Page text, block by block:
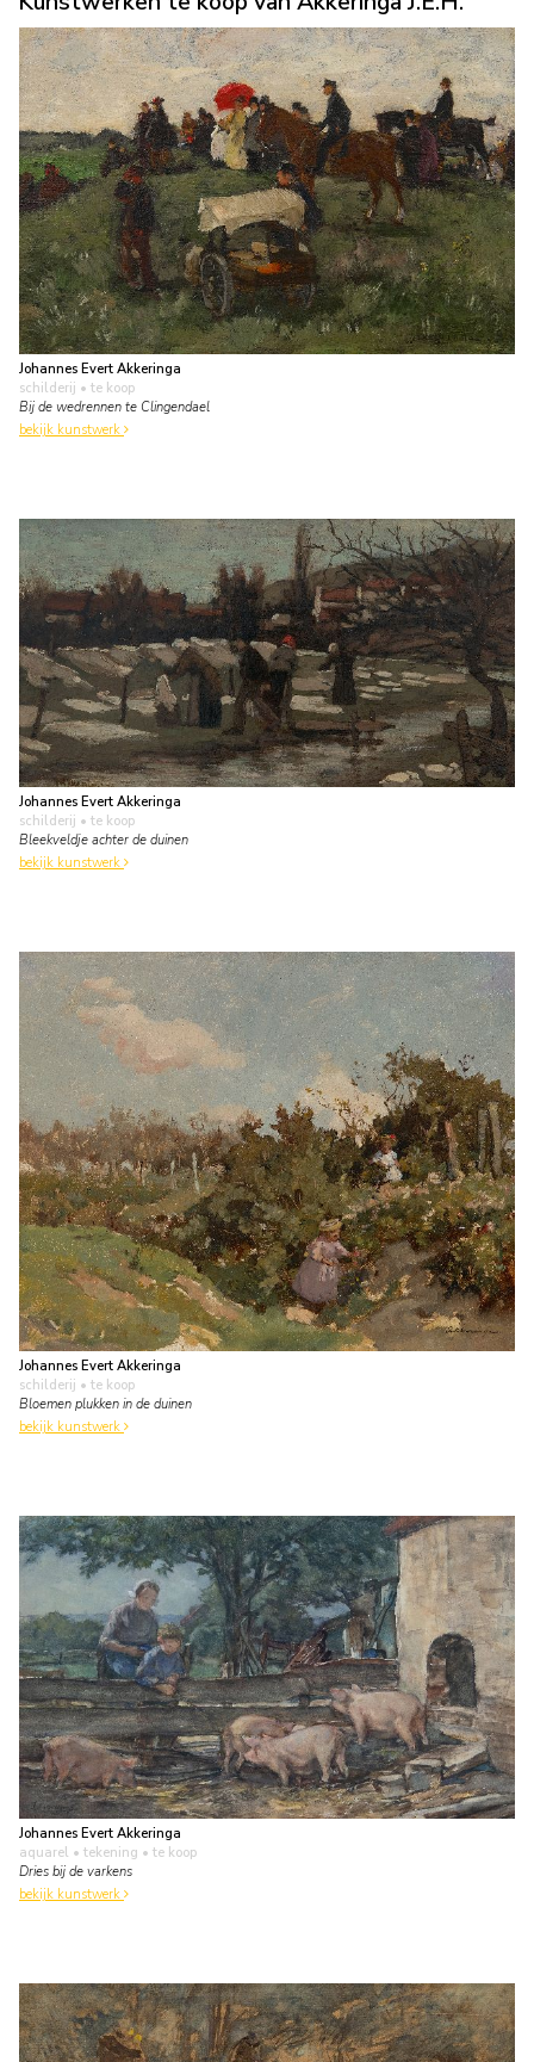
Johannes Evert Akkeringa
schilderij • te koop
Bij de wedrennen te Clingendael
bekijk kunstwerk
Johannes Evert Akkeringa
schilderij • te koop
Bleekveldje achter de duinen
bekijk kunstwerk
Johannes Evert Akkeringa
schilderij • te koop
Bloemen plukken in de duinen
bekijk kunstwerk
Johannes Evert Akkeringa
aquarel • tekening • te koop
Dries bij de varkens
bekijk kunstwerk